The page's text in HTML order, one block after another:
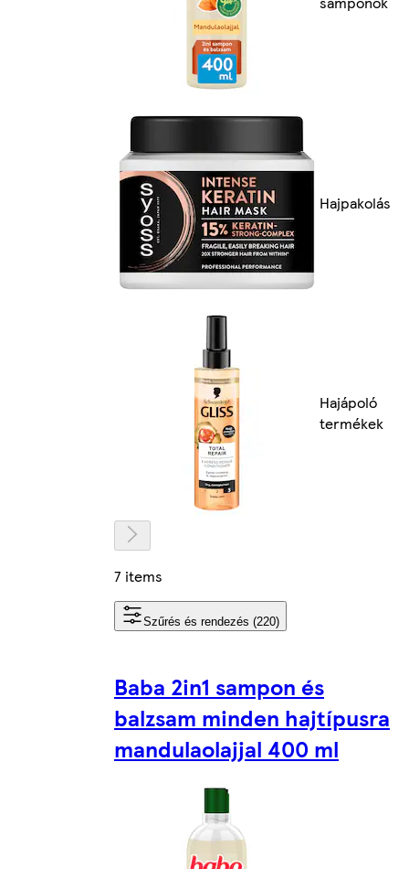
Hajpakolás
Hajápoló
termékek
7 items
Szűrés és rendezés (220)
Baba 2in1 sampon és
balzsam minden hajtípusra
mandulaolajjal 400 ml